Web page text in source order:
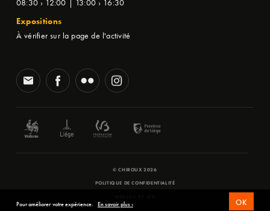
08:30 › 12:00 | 13:00 › 16:30
Expositions
À vérifier sur la page de l'activité
© CHIROUX 2026
POLITIQUE DE CONFIDENTIALITÉ
Pour améliorer votre expérience. En savoir plus › OK